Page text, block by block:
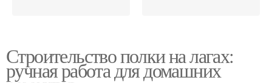
Строительство полки на лагах:
ручная работа для домашних